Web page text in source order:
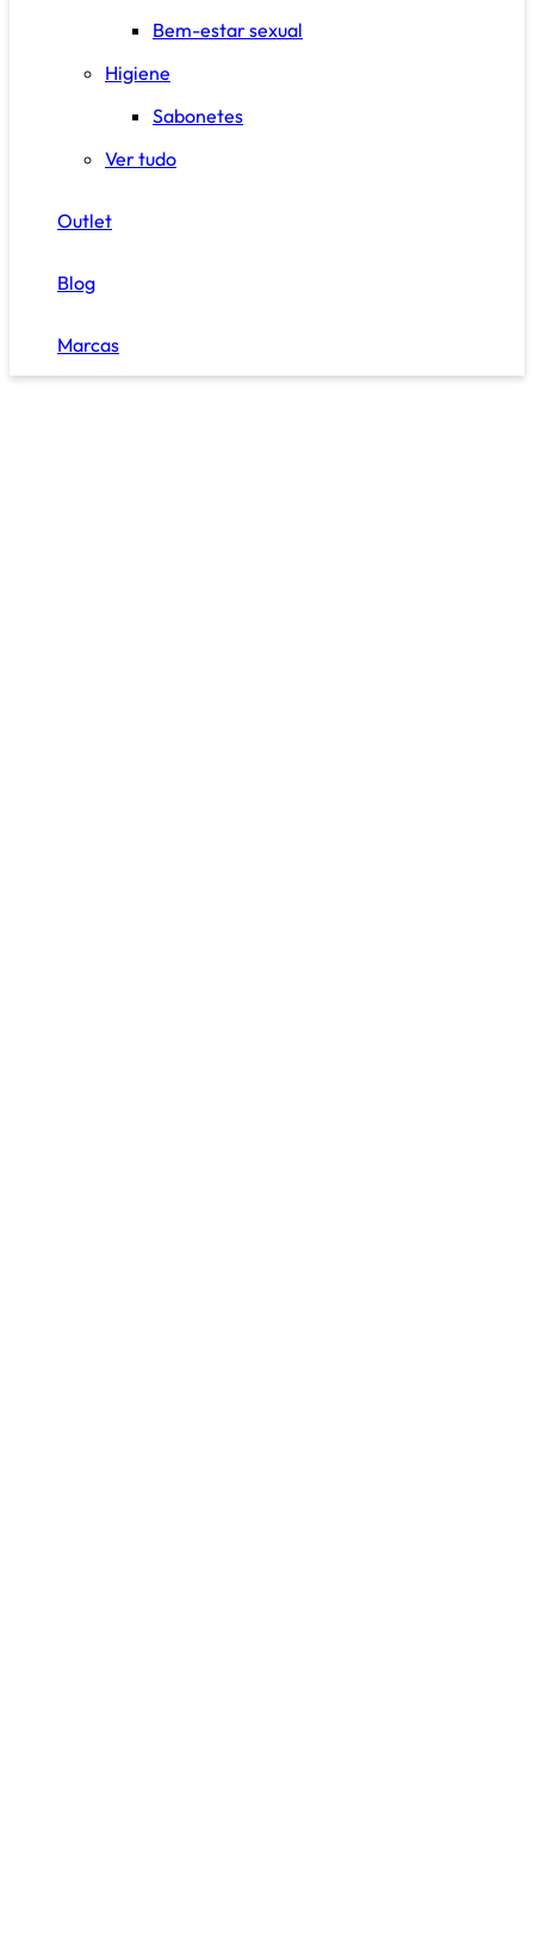
Bem-estar sexual
Higiene
Sabonetes
Ver tudo
Outlet
Blog
Marcas